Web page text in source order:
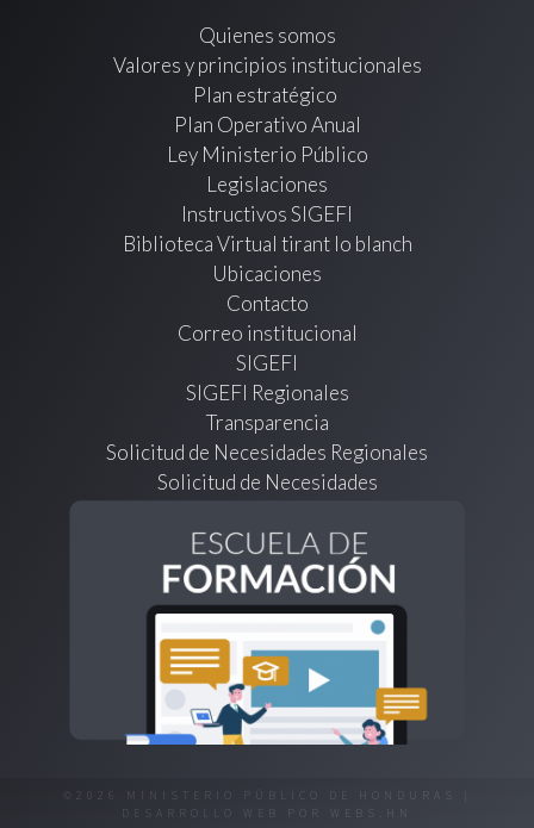
Quienes somos
Valores y principios institucionales
Plan estratégico
Plan Operativo Anual
Ley Ministerio Público
Legislaciones
Instructivos SIGEFI
Biblioteca Virtual tirant lo blanch
Ubicaciones
Contacto
Correo institucional
SIGEFI
SIGEFI Regionales
Transparencia
Solicitud de Necesidades Regionales
Solicitud de Necesidades
©2026 MINISTERIO PÚBLICO DE HONDURAS |
DESARROLLO WEB POR
WEBS.HN